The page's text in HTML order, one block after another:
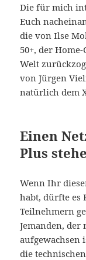
Die für mich
Euch
die von Ilse
50+, der
Welt
von Jürgen
natürlich dem
Einen
Plus
Wenn Ihr
habt, dürfte es
Teilnehmern
Jemanden,
aufgewachsen
die